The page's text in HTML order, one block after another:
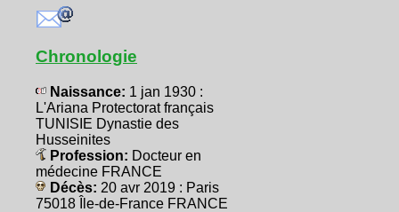
Chronologie
Naissance: 1 jan 1930 :
L'Ariana Protectorat français
TUNISIE Dynastie des
Husseinites
Profession: Docteur en
médecine FRANCE
Décès: 20 avr 2019 : Paris
75018 Île-de-France FRANCE